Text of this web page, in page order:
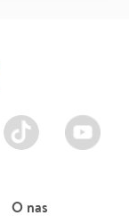
TikTok Youtube
O nas